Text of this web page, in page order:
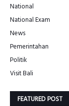
National
National Exam
News
Pemerintahan
Politik
Visit Bali
FEATURED POST